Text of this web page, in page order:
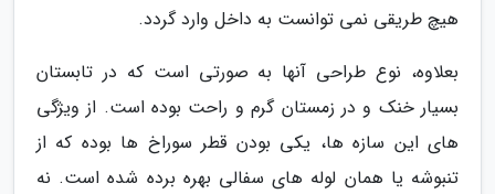
هیچ طریقی نمی توانست به داخل وارد گردد.
بعلاوه، نوع طراحی آنها به صورتی است که در تابستان
بسیار خنک و در زمستان گرم و راحت بوده است. از ویژگی
های این سازه ها، یکی بودن قطر سوراخ ها بوده که از
تنبوشه یا همان لوله های سفالی بهره برده شده است. نه